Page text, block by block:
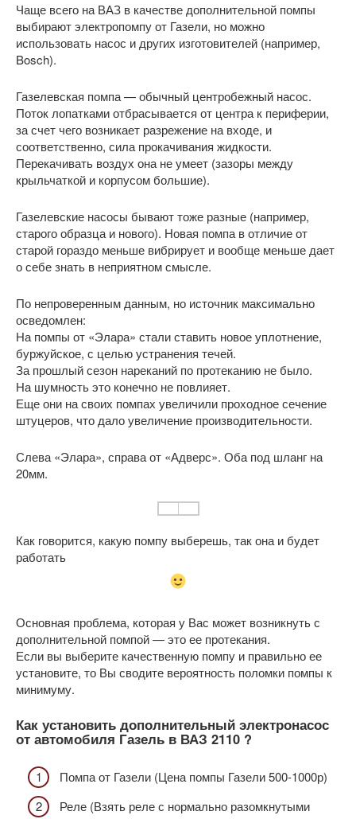
Чаще всего на ВАЗ в качестве дополнительной помпы
выбирают электропомпу от Газели, но можно
использовать насос и других изготовителей (например,
Bosch).
Газелевская помпа — обычный центробежный насос.
Поток лопатками отбрасывается от центра к периферии,
за счет чего возникает разрежение на входе, и
соответственно, сила прокачивания жидкости.
Перекачивать воздух она не умеет (зазоры между
крыльчаткой и корпусом большие).
Газелевские насосы бывают тоже разные (например,
старого образца и нового). Новая помпа в отличие от
старой гораздо меньше вибрирует и вообще меньше дает
о себе знать в неприятном смысле.
По непроверенным данным, но источник максимально
осведомлен:
На помпы от «Элара» стали ставить новое уплотнение,
буржуйское, с целью устранения течей.
За прошлый сезон нареканий по протеканию не было.
На шумность это конечно не повлияет.
Еще они на своих помпах увеличили проходное сечение
штуцеров, что дало увеличение производительности.
Слева «Элара», справа от «Адверс». Оба под шланг на
20мм.
Как говорится, какую помпу выберешь, так она и будет
работать
Основная проблема, которая у Вас может возникнуть с
дополнительной помпой — это ее протекания.
Если вы выберите качественную помпу и правильно ее
установите, то Вы сводите вероятность поломки помпы к
минимуму.
Как установить дополнительный электронасос
от автомобиля Газель в ВАЗ 2110 ?
Помпа от Газели (Цена помпы Газели 500-1000р)
Реле (Взять реле с нормально разомкнутыми